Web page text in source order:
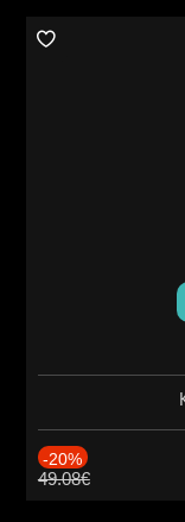
-20%
49.08€